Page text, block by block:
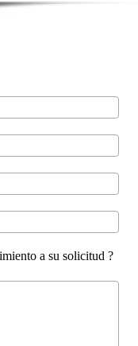
a su solicitud ?